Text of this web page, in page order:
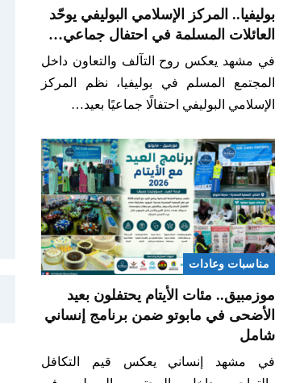
بوليفيا.. المركز الإسلامي البوليفي يوحّد
العائلات المسلمة في احتفال جماعي…
في مشهد يعكس روح التآلف والتعاون داخل
المجتمع المسلم في بوليفيا، نظم المركز
الإسلامي البوليفي احتفالًا جماعيًا بعيد…
مناسبات وعادات
موزمبيق.. مئات الأيتام يحتفلون بعيد
الأضحى في مابوتو ضمن برنامج إنساني
شامل
في مشهد إنساني يعكس قيم التكافل